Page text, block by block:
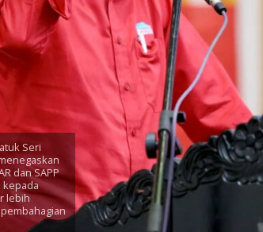
Seri
dan SAPP
kepada
lebih